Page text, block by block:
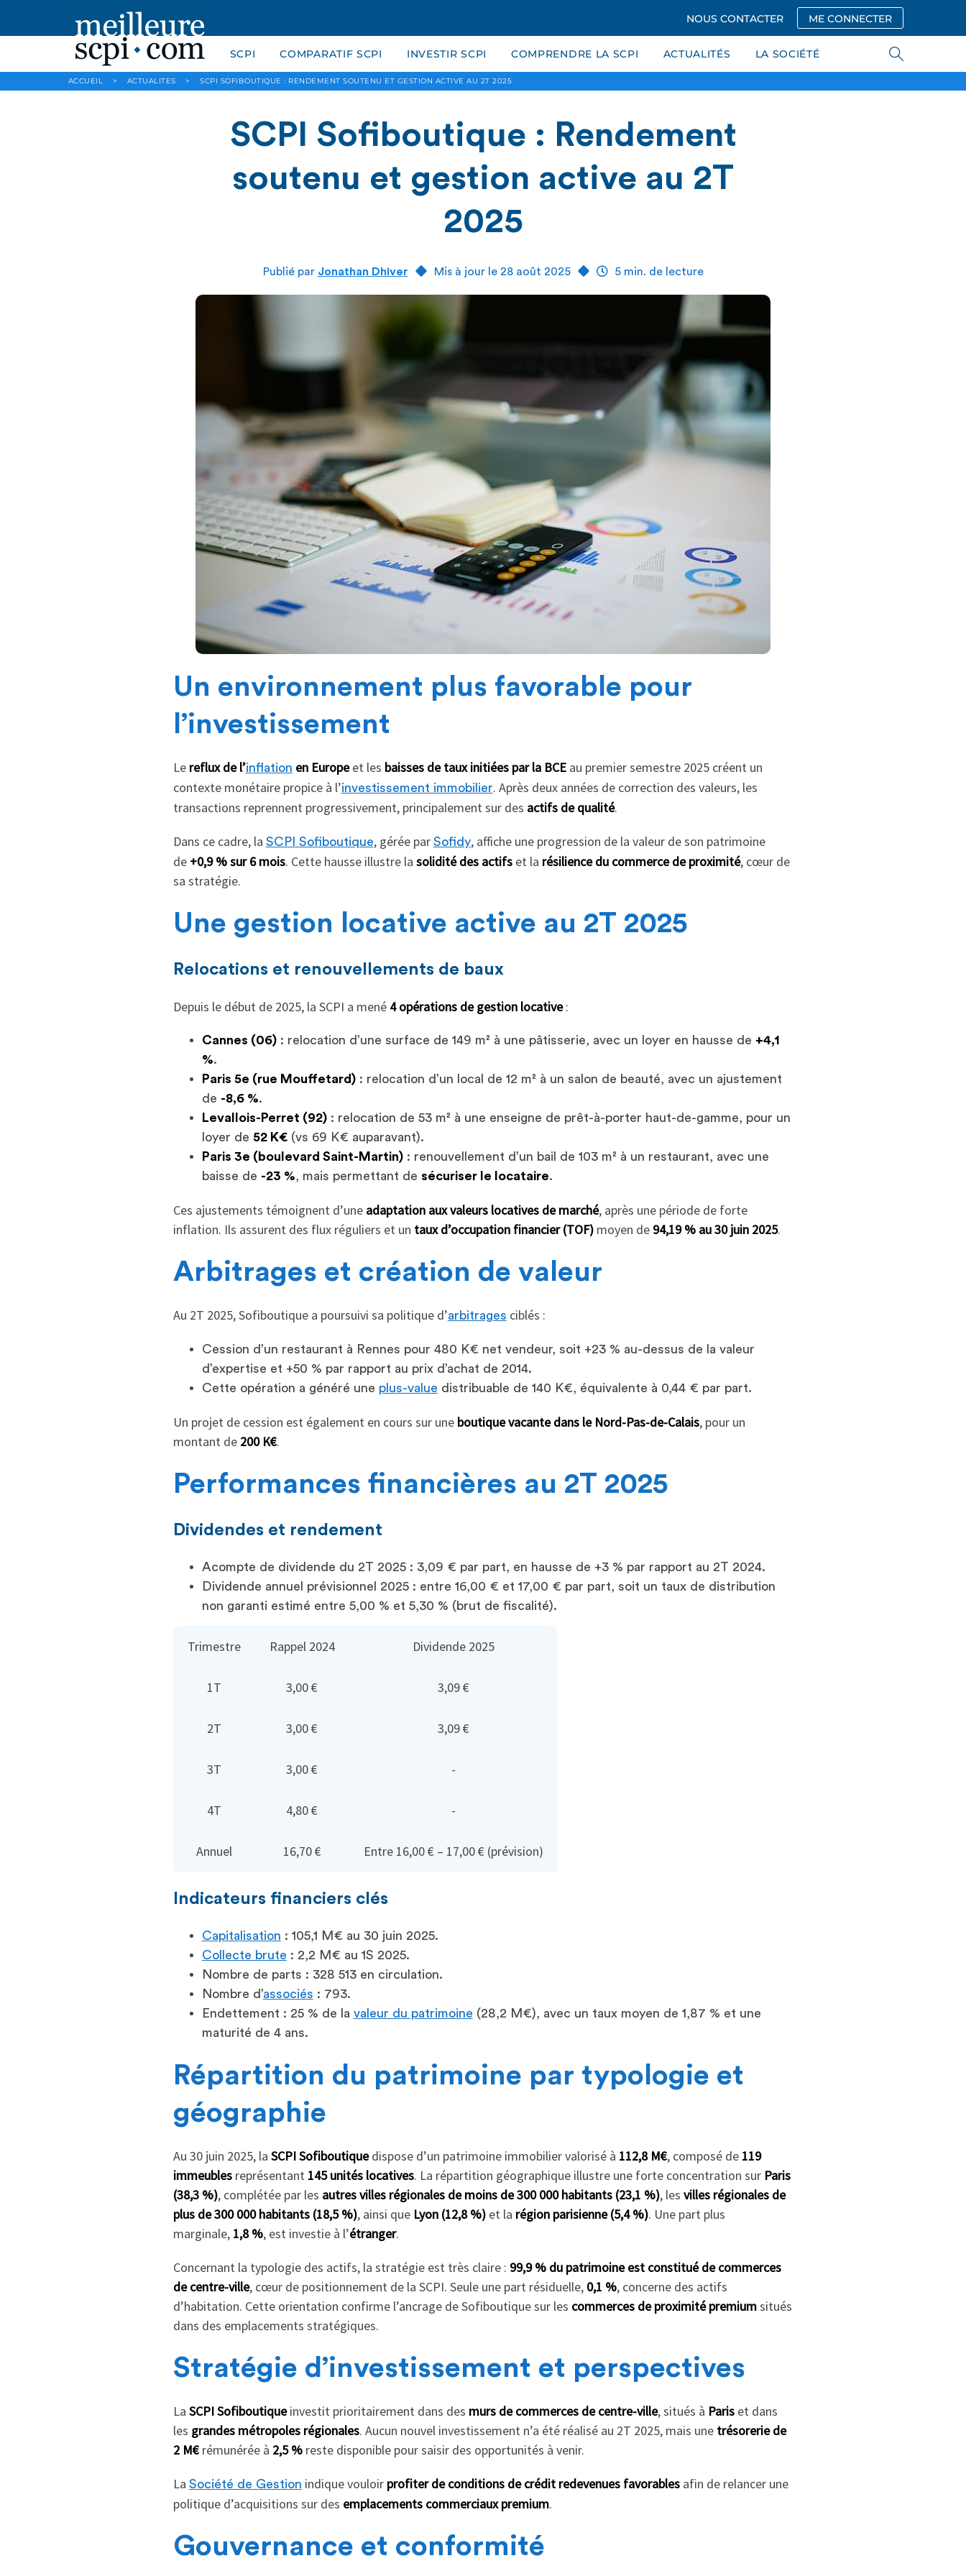
NOUS CONTACTER ME CONNECTER
SCPI COMPARATIF SCPI INVESTIR SCPI COMPRENDRE LA SCPI ACTUALITÉS LA SOCIÉTÉ
ACCUEIL > ACTUALITES > SCPI SOFIBOUTIQUE : RENDEMENT SOUTENU ET GESTION ACTIVE AU 2T 2025
SCPI Sofiboutique : Rendement
soutenu et gestion active au 2T
2025
Publié par Jonathan Dhiver Mis à jour le 28 août 2025 5 min. de lecture
Un environnement plus favorable pour
l’investissement
Le reflux de l’inflation en Europeet les baisses de taux initiées par la BCEau premier semestre 2025 créent un
contexte monétaire propice à l’investissement immobilier. Après deux années de correction des valeurs, les
transactions reprennent progressivement, principalement sur des actifs de qualité.
Dans ce cadre, la SCPI Sofiboutique, gérée par Sofidy, affiche une progression de la valeur de son patrimoine
de +0,9 % sur 6 mois. Cette hausse illustre la solidité des actifset la résilience du commerce de proximité, cœur de
sa stratégie.
Une gestion locative active au 2T 2025
Relocations et renouvellements de baux
Depuis le début de 2025, la SCPI a mené 4 opérations de gestion locative:
Cannes (06): relocation d’une surface de 149 m² à une pâtisserie, avec un loyer en hausse de +4,1
%.
Paris 5e (rue Mouffetard): relocation d’un local de 12 m² à un salon de beauté, avec un ajustement
de -8,6 %.
Levallois-Perret (92): relocation de 53 m² à une enseigne de prêt-à-porter haut-de-gamme, pour un
loyer de 52 K€(vs 69 K€ auparavant).
Paris 3e (boulevard Saint-Martin): renouvellement d’un bail de 103 m² à un restaurant, avec une
baisse de -23 %, mais permettant de sécuriser le locataire.
Ces ajustements témoignent d’une adaptation aux valeurs locatives de marché, après une période de forte
inflation. Ils assurent des flux réguliers et un taux d’occupation financier (TOF)moyen de 94,19 % au 30 juin 2025.
Arbitrages et création de valeur
Au 2T 2025, Sofiboutique a poursuivi sa politique d’arbitrages ciblés :
Cession d’un restaurant à Rennes pour 480 K€ net vendeur, soit +23 % au-dessus de la valeur
d’expertise et +50 % par rapport au prix d’achat de 2014.
Cette opération a généré une plus-value distribuable de 140 K€, équivalente à 0,44 € par part.
Un projet de cession est également en cours sur une boutique vacante dans le Nord-Pas-de-Calais, pour un
montant de 200 K€.
Performances financières au 2T 2025
Dividendes et rendement
Acompte de dividende du 2T 2025 : 3,09 € par part, en hausse de +3 % par rapport au 2T 2024.
Dividende annuel prévisionnel 2025 : entre 16,00 € et 17,00 € par part, soit un taux de distribution
non garanti estimé entre 5,00 % et 5,30 % (brut de fiscalité).
Trimestre Rappel 2024 Dividende 2025
1T 3,00 € 3,09 €
2T 3,00 € 3,09 €
3T 3,00 € -
4T 4,80 € -
Annuel 16,70 € Entre 16,00 € – 17,00 € (prévision)
Indicateurs financiers clés
Capitalisation : 105,1 M€ au 30 juin 2025.
Collecte brute : 2,2 M€ au 1S 2025.
Nombre de parts : 328 513 en circulation.
Nombre d’associés : 793.
Endettement : 25 % de la valeur du patrimoine (28,2 M€), avec un taux moyen de 1,87 % et une
maturité de 4 ans.
Répartition du patrimoine par typologie et
géographie
Au 30 juin 2025, la SCPI Sofiboutiquedispose d’un patrimoine immobilier valorisé à 112,8 M€, composé de 119
immeublesreprésentant 145 unités locatives. La répartition géographique illustre une forte concentration sur Paris
(38,3 %), complétée par les autres villes régionales de moins de 300 000 habitants (23,1 %), les villes régionales de
plus de 300 000 habitants (18,5 %), ainsi que Lyon (12,8 %)et la région parisienne (5,4 %). Une part plus
marginale, 1,8 %, est investie à l’étranger.
Concernant la typologie des actifs, la stratégie est très claire : 99,9 % du patrimoine est constitué de commerces
de centre-ville, cœur de positionnement de la SCPI. Seule une part résiduelle, 0,1 %, concerne des actifs
d’habitation. Cette orientation confirme l’ancrage de Sofiboutique sur les commerces de proximité premiumsitués
dans des emplacements stratégiques.
Stratégie d’investissement et perspectives
La SCPI Sofiboutiqueinvestit prioritairement dans des murs de commerces de centre-ville, situés à Pariset dans
les grandes métropoles régionales. Aucun nouvel investissement n’a été réalisé au 2T 2025, mais une trésorerie de
2 M€rémunérée à 2,5 %reste disponible pour saisir des opportunités à venir.
La Société de Gestion indique vouloir profiter de conditions de crédit redevenues favorablesafin de relancer une
politique d’acquisitions sur des emplacements commerciaux premium.
Gouvernance et conformité